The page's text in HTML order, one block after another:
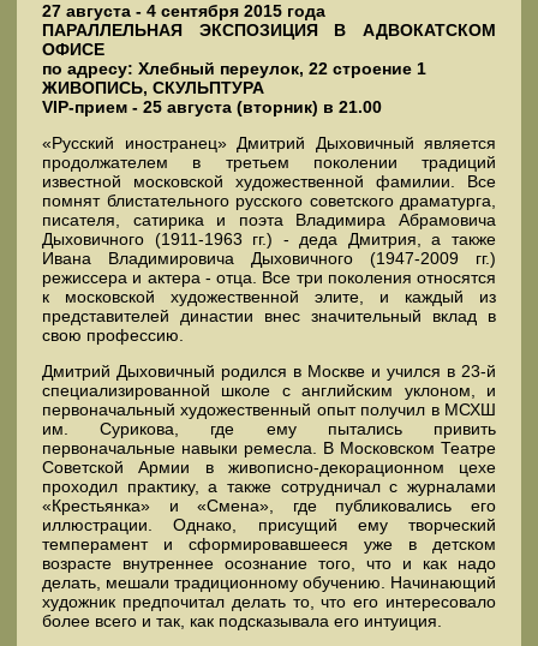
27 августа - 4 сентября 2015 года
ПАРАЛЛЕЛЬНАЯ ЭКСПОЗИЦИЯ В АДВОКАТСКОМ
ОФИСЕ
по адресу: Хлебный переулок, 22 строение 1
ЖИВОПИСЬ, СКУЛЬПТУРА
VIP-прием - 25 августа (вторник) в 21.00
«Русский иностранец» Дмитрий Дыховичный является
продолжателем в третьем поколении традиций
известной московской художественной фамилии. Все
помнят блистательного русского советского драматурга,
писателя, сатирика и поэта Владимира Абрамовича
Дыховичного (1911-1963 гг.) - деда Дмитрия, а также
Ивана Владимировича Дыховичного (1947-2009 гг.)
режиссера и актера - отца. Все три поколения относятся
к московской художественной элите, и каждый из
представителей династии внес значительный вклад в
свою профессию.
Дмитрий Дыховичный родился в Москве и учился в 23-й
специализированной школе с английским уклоном, и
первоначальный художественный опыт получил в МСХШ
им. Сурикова, где ему пытались привить
первоначальные навыки ремесла. В Московском Театре
Советской Армии в живописно-декорационном цехе
проходил практику, а также сотрудничал с журналами
«Крестьянка» и «Смена», где публиковались его
иллюстрации. Однако, присущий ему творческий
темперамент и сформировавшееся уже в детском
возрасте внутреннее осознание того, что и как надо
делать, мешали традиционному обучению. Начинающий
художник предпочитал делать то, что его интересовало
более всего и так, как подсказывала его интуиция.